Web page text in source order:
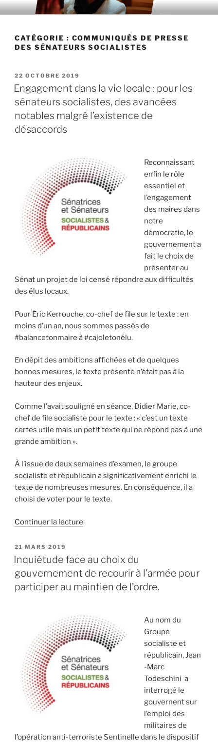
Aller
au
principal
CATÉGORIE : COMMUNIQUÉS DE PRESSE
DES SÉNATEURS SOCIALISTES
PUBLIÉ
LE
22 OCTOBRE 2019
Engagement dans la vie locale : pour les
sénateurs socialistes, des avancées
notables malgré l’existence de
désaccords
Reconnaissant
enfin le rôle
essentiel et
l’engagement
des maires dans
notre
démocratie, le
gouvernement a
fait le choix de
présenter au
Sénat un projet de loi censé répondre aux difficultés
des élus locaux.
Pour Éric Kerrouche, co-chef de file sur le texte : en
moins d’un an, nous sommes passés de
#balancetonmaire à #cajoletonélu.
En dépit des ambitions affichées et de quelques
bonnes mesures, le texte présenté n’était pas à la
hauteur des enjeux.
Comme l’avait souligné en séance, Didier Marie, co-
chef de file socialiste pour le texte : « c’est un texte
certes utile mais un petit texte qui ne répond pas à une
grande ambition ».
À l’issue de deux semaines d’examen, le groupe
socialiste et républicain a significativement enrichi le
texte de nombreuses mesures. En conséquence, il a
choisi de voter pour le texte.
Continuer la lecture
la
vie
:
les
sénateurs
socialistes,
avancées
notables
malgré
PUBLIÉ
LE
21 MARS 2019
Inquiétude face au choix du
gouvernement de recourir à l’armée pour
participer au maintien de l’ordre.
Au nom du
Groupe
socialiste et
républicain, Jean
-Marc
Todeschini a
interrogé le
gouvernent sur
l’emploi des
militaires de
l’opération anti-terroriste Sentinelle dans le dispositif